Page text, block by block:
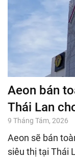
Aeon bán
Thái Lan
9 Tháng Tám, 2026
Aeon sẽ bán
siêu thị tại Thái